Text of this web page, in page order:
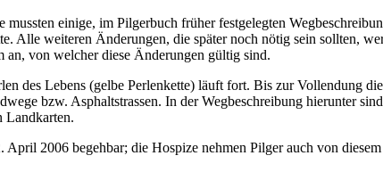
einige, im Pilgerbuch früher festgelegten
Alle weiteren Änderungen, die später noch nötig sein sollten,
an, von welcher diese Änderungen gültig sind.
des Lebens (gelbe Perlenkette) läuft fort. Bis zur Vollendung
bzw. Asphaltstrassen. In der Wegbeschreibung hierunter
Landkarten.
April 2006 begehbar; die Hospize nehmen Pilger auch von